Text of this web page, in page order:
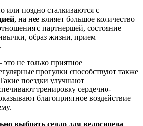
поздно сталкиваются с
, на нее влияет большое количество
с партнершей, состояние
образ жизни, прием
не только приятное
прогулки способствуют также
поездки улучшают
тренировку сердечно-
благоприятное воздействие
выбрать седло для велосипеда,